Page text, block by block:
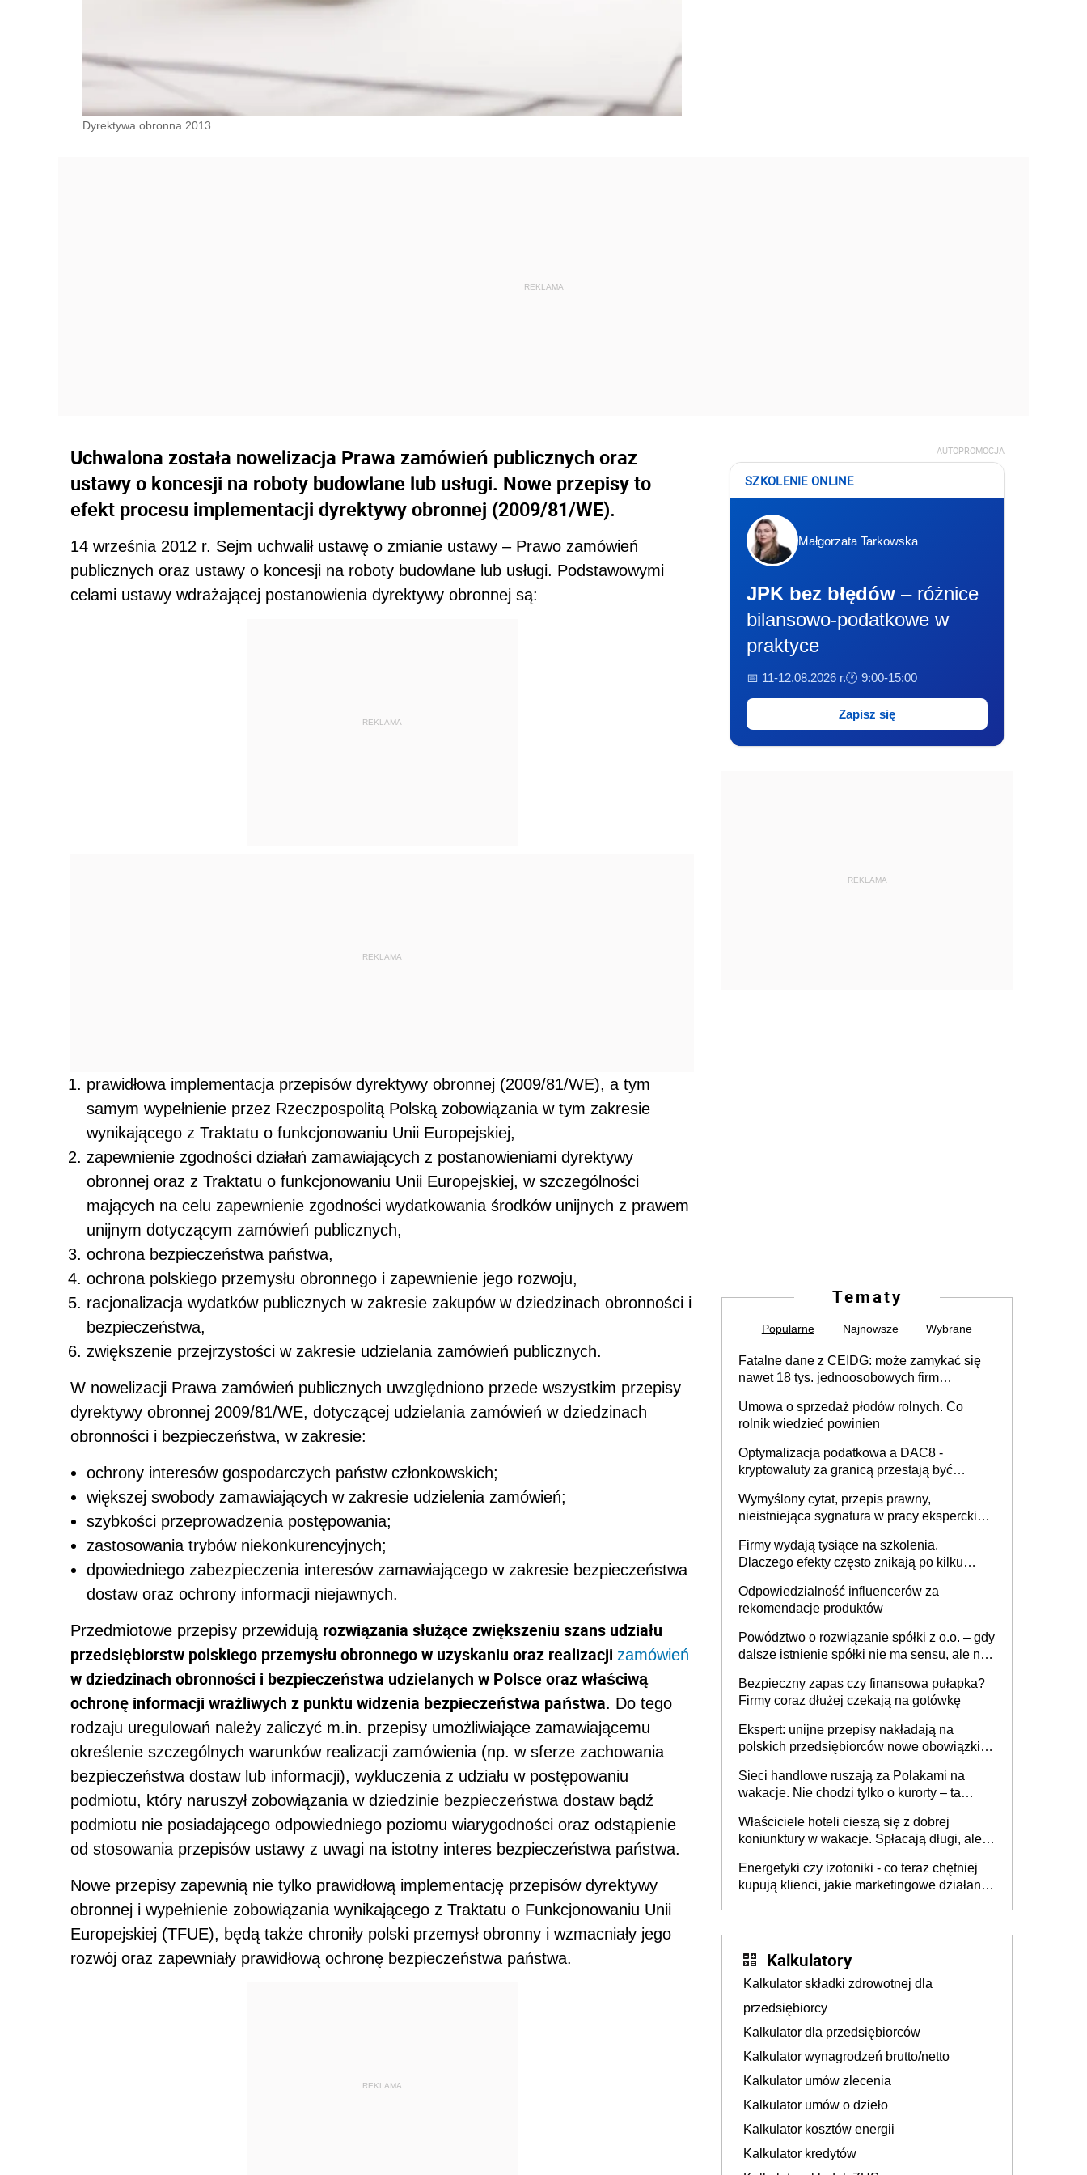
Dyrektywa obronna 2013
Uchwalona została nowelizacja Prawa zamówień publicznych oraz
ustawy o koncesji na roboty budowlane lub usługi. Nowe przepisy to
efekt procesu implementacji dyrektywy obronnej (2009/81/WE).
14 września 2012 r. Sejm uchwalił ustawę o zmianie ustawy – Prawo zamówień
publicznych oraz ustawy o koncesji na roboty budowlane lub usługi. Podstawowymi
celami ustawy wdrażającej postanowienia dyrektywy obronnej są:
REKLAMA
REKLAMA
prawidłowa implementacja przepisów dyrektywy obronnej (2009/81/WE), a tym
samym wypełnienie przez Rzeczpospolitą Polską zobowiązania w tym zakresie
wynikającego z Traktatu o funkcjonowaniu Unii Europejskiej,
zapewnienie zgodności działań zamawiających z postanowieniami dyrektywy
obronnej oraz z Traktatu o funkcjonowaniu Unii Europejskiej, w szczególności
mających na celu zapewnienie zgodności wydatkowania środków unijnych z prawem
unijnym dotyczącym zamówień publicznych,
ochrona bezpieczeństwa państwa,
ochrona polskiego przemysłu obronnego i zapewnienie jego rozwoju,
racjonalizacja wydatków publicznych w zakresie zakupów w dziedzinach obronności i
bezpieczeństwa,
zwiększenie przejrzystości w zakresie udzielania zamówień publicznych.
W nowelizacji Prawa zamówień publicznych uwzględniono przede wszystkim przepisy
dyrektywy obronnej 2009/81/WE, dotyczącej udzielania zamówień w dziedzinach
obronności i bezpieczeństwa, w zakresie:
ochrony interesów gospodarczych państw członkowskich;
większej swobody zamawiających w zakresie udzielenia zamówień;
szybkości przeprowadzenia postępowania;
zastosowania trybów niekonkurencyjnych;
dpowiedniego zabezpieczenia interesów zamawiającego w zakresie bezpieczeństwa
dostaw oraz ochrony informacji niejawnych.
Przedmiotowe przepisy przewidują rozwiązania służące zwiększeniu szans udziału
przedsiębiorstw polskiego przemysłu obronnego w uzyskaniu oraz realizacji zamówień
w dziedzinach obronności i bezpieczeństwa udzielanych w Polsce oraz właściwą
ochronę informacji wrażliwych z punktu widzenia bezpieczeństwa państwa. Do tego
rodzaju uregulowań należy zaliczyć m.in. przepisy umożliwiające zamawiającemu
określenie szczególnych warunków realizacji zamówienia (np. w sferze zachowania
bezpieczeństwa dostaw lub informacji), wykluczenia z udziału w postępowaniu
podmiotu, który naruszył zobowiązania w dziedzinie bezpieczeństwa dostaw bądź
podmiotu nie posiadającego odpowiedniego poziomu wiarygodności oraz odstąpienie
od stosowania przepisów ustawy z uwagi na istotny interes bezpieczeństwa państwa.
Nowe przepisy zapewnią nie tylko prawidłową implementację przepisów dyrektywy
obronnej i wypełnienie zobowiązania wynikającego z Traktatu o Funkcjonowaniu Unii
Europejskiej (TFUE), będą także chroniły polski przemysł obronny i wzmacniały jego
rozwój oraz zapewniały prawidłową ochronę bezpieczeństwa państwa.
REKLAMA
AUTOPROMOCJA
SZKOLENIE ONLINE
Małgorzata Tarkowska
JPK bez błędów – różnice
bilansowo-podatkowe w
praktyce
📅 11-12.08.2026 r.🕐 9:00-15:00
Zapisz się
REKLAMA
Tematy
Popularne Najnowsze Wybrane
Fatalne dane z CEIDG: może zamykać się
nawet 18 tys. jednoosobowych firm
Umowa o sprzedaż płodów rolnych. Co
rolnik wiedzieć powinien
Optymalizacja podatkowa a DAC8 -
kryptowaluty za granicą przestają być
Wymyślony cytat, przepis prawny,
nieistniejąca sygnatura w pracy eksperckiej -
firmie
Firmy wydają tysiące na szkolenia.
Dlaczego efekty często znikają po kilku
Odpowiedzialność influencerów za
rekomendacje produktów
Powództwo o rozwiązanie spółki z o.o. – gdy
dalsze istnienie spółki nie ma sensu, ale nie
Bezpieczny zapas czy finansowa pułapka?
Firmy coraz dłużej czekają na gotówkę
Ekspert: unijne przepisy nakładają na
polskich przedsiębiorców nowe obowiązki w
Sieci handlowe ruszają za Polakami na
wakacje. Nie chodzi tylko o kurorty – ta
tam, gdzie wielu spędzi urlop po cichu
Właściciele hoteli cieszą się z dobrej
koniunktury w wakacje. Spłacają długi, ale
Energetyki czy izotoniki - co teraz chętniej
kupują klienci, jakie marketingowe działania
Kalkulatory
Kalkulator składki zdrowotnej dla
przedsiębiorcy
Kalkulator dla przedsiębiorców
Kalkulator wynagrodzeń brutto/netto
Kalkulator umów zlecenia
Kalkulator umów o dzieło
Kalkulator kosztów energii
Kalkulator kredytów